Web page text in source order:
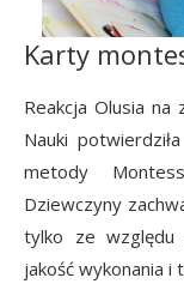
Karty
Reakcja Olusia
Nauki
metody
Dziewczyny
tylko ze względu
jakość wykonania i